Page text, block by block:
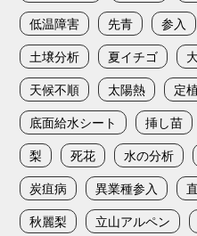
低温障害
先青 参入
土壌分析
夏イチゴ
天候不順
太陽熱 定植
底面給水シート
挿し苗
梨
死花 水の分析
炭疽病
異業種参入
秋麗梨
立山アルペン